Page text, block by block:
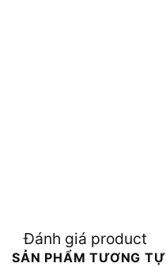
Đánh giá product
SẢN PHẨM TƯƠNG TỰ